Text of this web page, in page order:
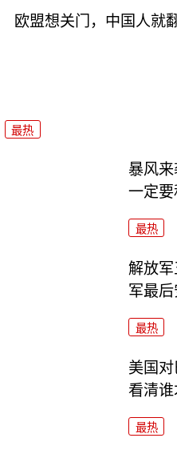
欧盟想关门，中国人就
最热
暴风
一定
最热
解放
军最
最热
美国
看清
最热